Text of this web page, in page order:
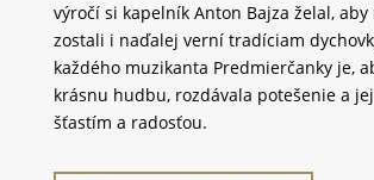
výročí si kapelník Anton Bajza želal,
zostali i naďalej verní tradíciam
každého muzikanta Predmierčanky je,
krásnu hudbu, rozdávala potešenie a
šťastím a radosťou.